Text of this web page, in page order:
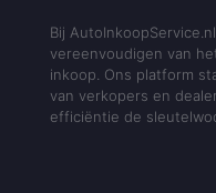
Bij
vereenvoudigen van
inkoop. Ons platform
van verkopers en
efficiëntie de